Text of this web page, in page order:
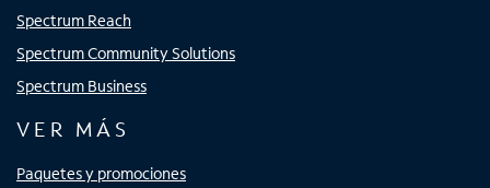
Spectrum Reach
Spectrum Community Solutions
Spectrum Business
VER MÁS
Paquetes y promociones